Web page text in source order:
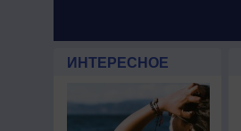
ИНТЕРЕСНОЕ